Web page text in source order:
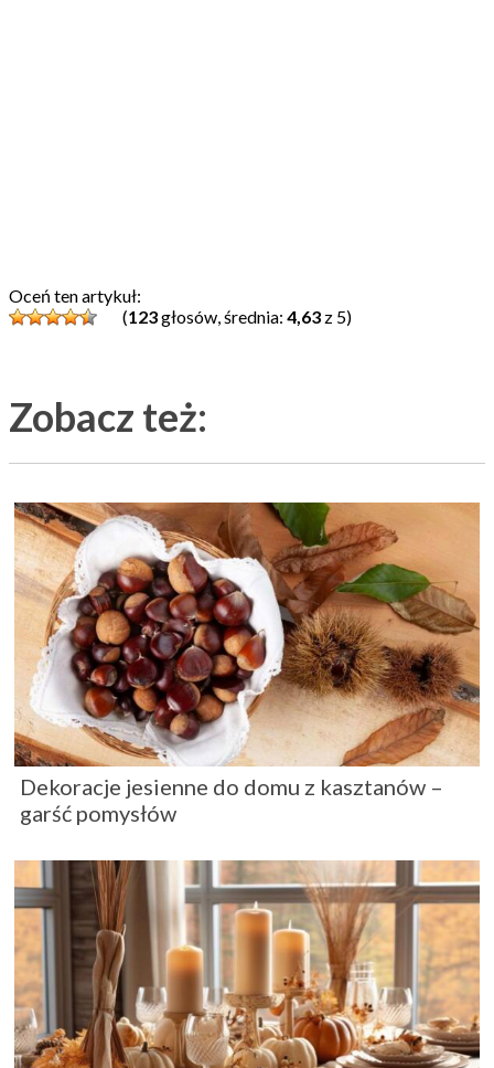
Oceń ten artykuł:
(123głosów, średnia: 4,63 z 5)
Zobacz też:
Dekoracje jesienne do domu z kasztanów –
garść pomysłów